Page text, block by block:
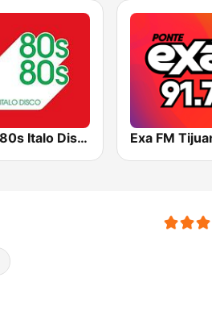
80s80s Italo Disco Exa FM